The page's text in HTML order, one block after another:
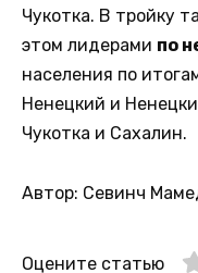
Чукотка. В тройку
этом лидерами по
населения по
Ненецкий и
Чукотка и Сахалин.
Автор: Севинч
Оцените статью